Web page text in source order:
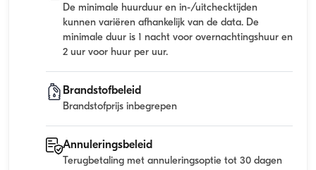
De minimale huurduur en in-/uitchecktijden
kunnen variëren afhankelijk van de data. De
minimale duur is 1 nacht voor overnachtingshuur en
2 uur voor huur per uur.
Brandstofbeleid
Brandstofprijs inbegrepen
Annuleringsbeleid
Terugbetaling met annuleringsoptie tot 30 dagen